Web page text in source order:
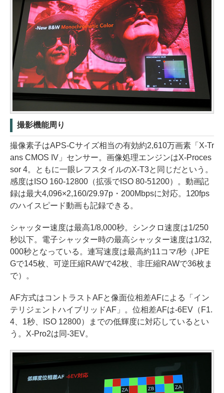
撮影機能周り
撮像素子はAPS-Cサイズ相当の有効約2,610万画素「X-Tr
ans CMOS IV」センサー。画像処理エンジンはX-Proces
sor 4。ともに一眼レフスタイルのX-T3と同じだという。
感度はISO 160-12800（拡張でISO 80-51200）。動画記
録は最大4,096×2,160/29.97p・200Mbpsに対応。120fps
のハイスピード動画も記録できる。
シャッター速度は最高1/8,000秒。シンクロ速度は1/250
秒以下。電子シャッター時の最高シャッター速度は1/32,
000秒となっている。連写速度は最高約11コマ/秒（JPE
Gで145枚、可逆圧縮RAWで42枚、非圧縮RAWで36枚ま
で）。
AF方式はコントラストAFと像面位相差AFによる「イン
テリジェントハイブリッドAF」。位相差AFは-6EV（F1.
4、1秒、ISO 12800）までの低輝度に対応しているとい
う。X-Pro2は同-3EV。